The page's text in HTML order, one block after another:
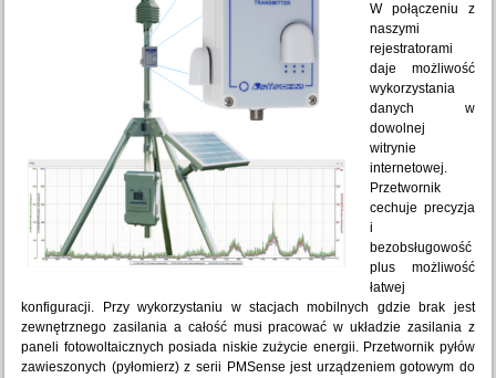
W połączeniu z
naszymi
rejestratorami
daje możliwość
wykorzystania
danych w
dowolnej
witrynie
internetowej.
Przetwornik
cechuje precyzja
i
bezobsługowość
plus możliwość
łatwej
konfiguracji. Przy wykorzystaniu w stacjach mobilnych gdzie brak jest
zewnętrznego zasilania a całość musi pracować w układzie zasilania z
paneli fotowoltaicznych posiada niskie zużycie energii. Przetwornik pyłów
zawieszonych (pyłomierz) z serii PMSense jest urządzeniem gotowym do